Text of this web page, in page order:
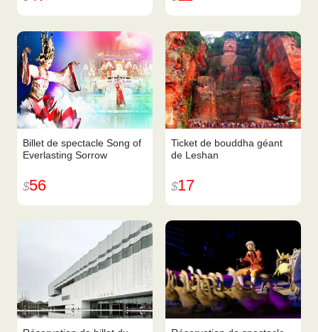
Billet de spectacle Song of
Everlasting Sorrow
$56
Ticket de bouddha géant
de Leshan
$17